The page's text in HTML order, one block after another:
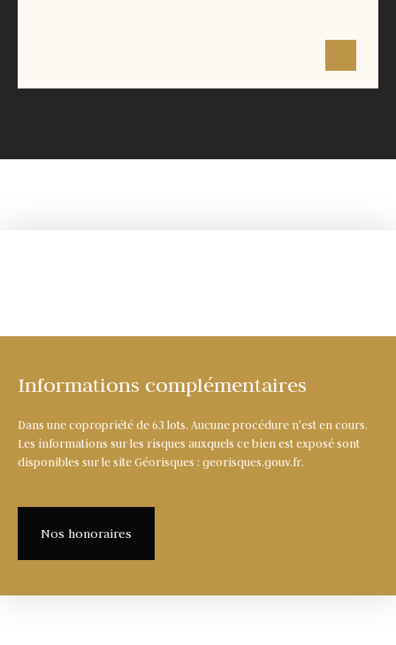
Informations complémentaires
Dans une copropriété de 63 lots. Aucune procédure n'est en cours.
Les informations sur les risques auxquels ce bien est exposé sont
disponibles sur le site Géorisques : georisques.gouv.fr.
Nos honoraires